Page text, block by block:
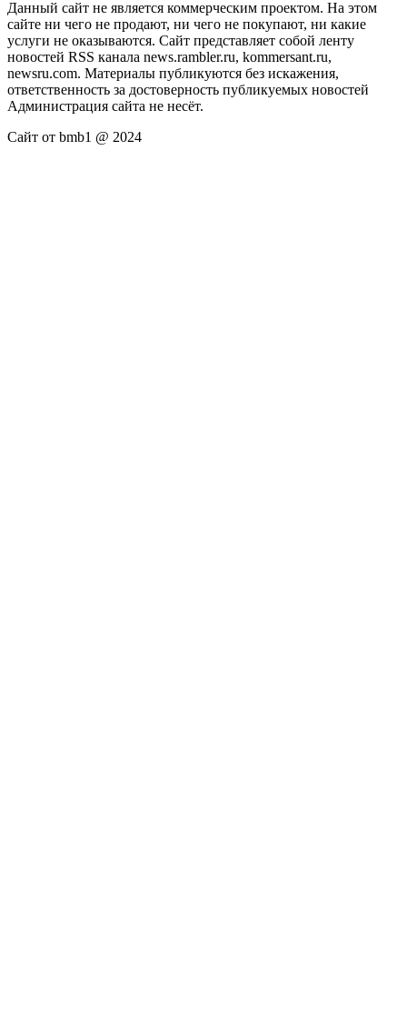
Данный сайт не является коммерческим проектом. На этом
сайте ни чего не продают, ни чего не покупают, ни какие
услуги не оказываются. Сайт представляет собой ленту
новостей RSS канала news.rambler.ru, kommersant.ru,
newsru.com. Материалы публикуются без искажения,
ответственность за достоверность публикуемых новостей
Администрация сайта не несёт.
Сайт от bmb1 @ 2024